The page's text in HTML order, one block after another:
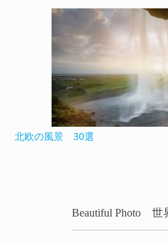
北欧の風景 30選
Beautiful Photo 世